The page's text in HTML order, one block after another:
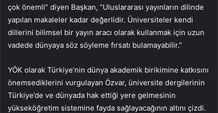
çok önemli” diyen Başkan, “Uluslararası yayınların dilinde
yapılan makaleler kadar değerlidir. Üniversiteler kendi
dillerini bilimsel bir yayın aracı olarak kullanmak için uzun
vadede dünyaya söz söyleme fırsatı bulamayabilir.”
YÖK olarak Türkiye’nin dünya akademik birikimine katkısını
önemsediklerini vurgulayan Özvar, üniversite dergilerinin
Türkiye’de ve dünyada hak ettiği yere gelmesinin
yükseköğretim sistemine fayda sağlayacağının altını çizdi.